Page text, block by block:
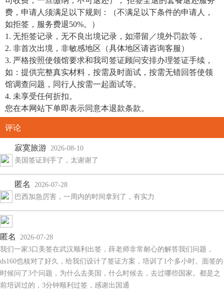
费，申请人须满足以下规则：（不满足以下条件的申请人，
如拒签，服务费退50%。）
1. 无拒签记录，无不良出境记录，如滞留／境外罚款等，
2. 非首次出境，非敏感地区（具体地区请咨询客服）
3. 严格按照使领馆要求和我司签证顾问安排办理签证手续，
如：提供完整真实材料，按需及时面试，按需无错回答使领
馆调查问题，同行人按需一起面试等。
4. 未享受任何折扣。
您在本网站下单即表示同意本退款条款。
评论
寂寞旅游 2026-08-10
美国签证到手了，太谢谢了
匿名 2026-07-28
巴西加急厉害，一周内的时间拿到了，有实力
匿名 2026-07-28
我们一家3口美签在武汉顺利出签，薛老师非常耐心的解答我们问题，
ds160也核对了好久，给我们设计了签证方案，培训了1个多小时。面签的
时候问了3个问题，为什么去美国，什么时候去，去过哪些国家。都是之
前培训过的，3分钟顺利过签，感谢出国通